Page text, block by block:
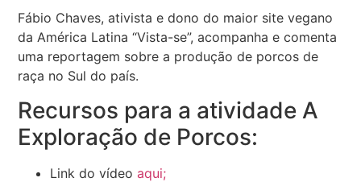
Fábio Chaves, ativista e dono do maior site vegano
da América Latina “Vista-se”, acompanha e comenta
uma reportagem sobre a produção de porcos de
raça no Sul do país.
Recursos para a atividade A
Exploração de Porcos:
Link do vídeoaqui;